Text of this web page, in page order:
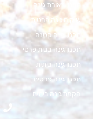
תכנון תאורת גינה
שיקום גינה פרטית
תכנון גינה קטנה
תכנון גינה בבית פרטי
תכנון גינה ביתית
תכנון גינה פרטית
הקמת גינה ביתית